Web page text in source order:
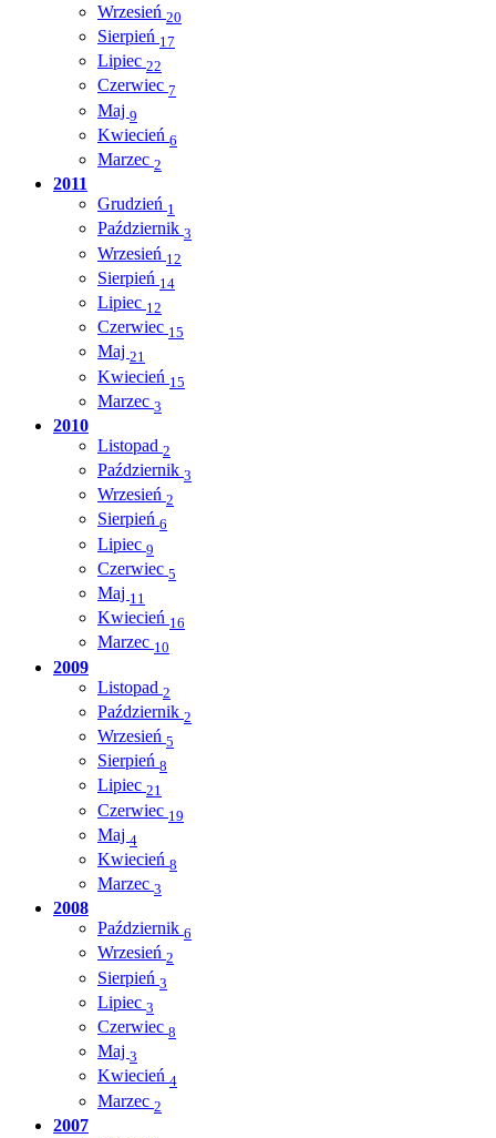
Wrzesień 20
Sierpień 17
Lipiec 22
Czerwiec 7
Maj 9
Kwiecień 6
Marzec 2
2011
Grudzień 1
Październik 3
Wrzesień 12
Sierpień 14
Lipiec 12
Czerwiec 15
Maj 21
Kwiecień 15
Marzec 3
2010
Listopad 2
Październik 3
Wrzesień 2
Sierpień 6
Lipiec 9
Czerwiec 5
Maj 11
Kwiecień 16
Marzec 10
2009
Listopad 2
Październik 2
Wrzesień 5
Sierpień 8
Lipiec 21
Czerwiec 19
Maj 4
Kwiecień 8
Marzec 3
2008
Październik 6
Wrzesień 2
Sierpień 3
Lipiec 3
Czerwiec 8
Maj 3
Kwiecień 4
Marzec 2
2007